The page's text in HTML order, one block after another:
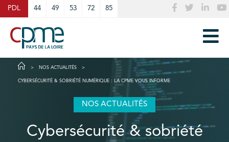
PDL 44 49 53 72 85
NOS ACTUALITÉS
CYBERSÉCURITÉ & SOBRIÉTÉ NUMÉRIQUE : LA CPME VOUS INFORME
NOS ACTUALITÉS
Cybersécurité & sobriété
Cookies management panel